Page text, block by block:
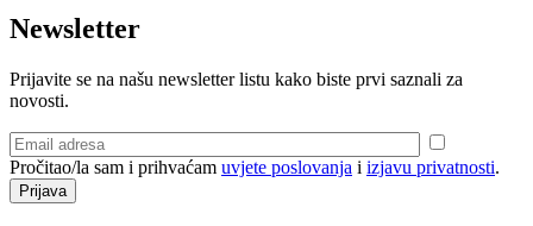
Newsletter
Prijavite se na našu newsletter listu kako biste prvi saznali za
novosti.
Pročitao/la sam i prihvaćam uvjete poslovanja i izjavu privatnosti.